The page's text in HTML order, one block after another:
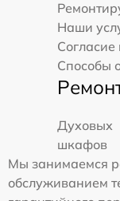
Наши
Способы
Духовых
шкафов
Мы занимаемся
обслуживанием